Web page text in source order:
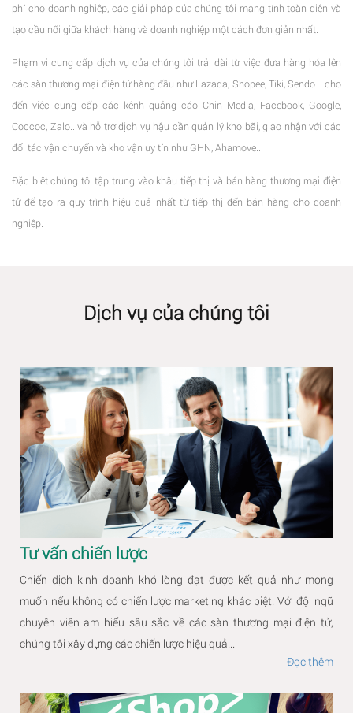
phí cho doanh nghiệp, các giải pháp của chúng tôi mang tính toàn diện và
tạo cầu nối giữa khách hàng và doanh nghiệp một cách đơn giản nhất.
Phạm vi cung cấp dịch vụ của chúng tôi trải dài từ việc đưa hàng hóa lên
các sàn thương mại điện tử hàng đầu như Lazada, Shopee, Tiki, Sendo... cho
đến việc cung cấp các kênh quảng cáo Chin Media, Facebook, Google,
Coccoc, Zalo...và hỗ trợ dịch vụ hậu cần quản lý kho bãi, giao nhận với các
đối tác vận chuyển và kho vận uy tín như GHN, Ahamove...
Đặc biệt chúng tôi tập trung vào khâu tiếp thị và bán hàng thương mại điện
tử để tạo ra quy trình hiệu quả nhất từ tiếp thị đến bán hàng cho doanh
nghiệp.
Dịch vụ của chúng tôi
Tư vấn chiến lược
Chiến dịch kinh doanh khó lòng đạt được kết quả như mong
muốn nếu không có chiến lược marketing khác biệt. Với đội ngũ
chuyên viên am hiểu sâu sắc về các sàn thương mại điện tử,
chúng tôi xây dựng các chiến lược hiệu quả...
Đọc thêm